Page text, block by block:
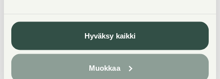
Hyväksy kaikki
Muokkaa
Kotiinlähdön hetkellä osallistujat kiittivät toisiaan
onnistuneesta, hyödyllisestä sekä lämminhenkisestä
tilaisuudesta.